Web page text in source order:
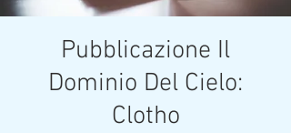
Pubblicazione Il
Dominio Del Cielo:
Clotho